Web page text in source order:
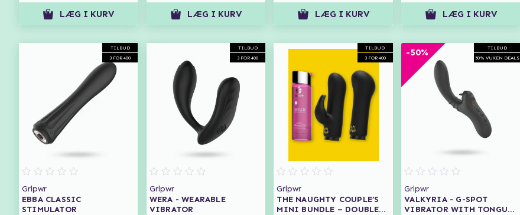
LÆG I KURV LÆG I KURV LÆG I KURV LÆG I KURV
TILBUD
3 FOR 400
Grlpwr
EBBA CLASSIC
STIMULATOR
TILBUD
3 FOR 400
Grlpwr
WERA - WEARABLE
VIBRATOR
TILBUD
3 FOR 400
Grlpwr
THE NAUGHTY COUPLE’S
MINI BUNDLE – DOUBLE
TILBUD
50% VUXEN DEALS
-50%
Grlpwr
VALKYRIA - G-SPOT
VIBRATOR WITH TONGUE